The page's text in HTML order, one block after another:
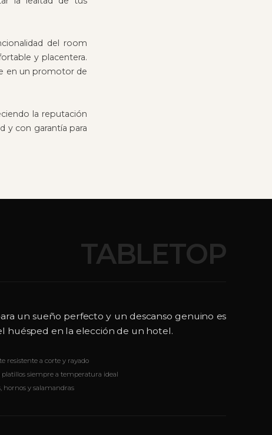
del room
y placentera.
en un promotor de
la reputación
y con garantía para
TABLETOP
un sueño perfecto y un descanso genuino es
huésped en la elección de un hotel.
resistente a corte y rayado
siempre a temperatura ideal
hornos y salamandras